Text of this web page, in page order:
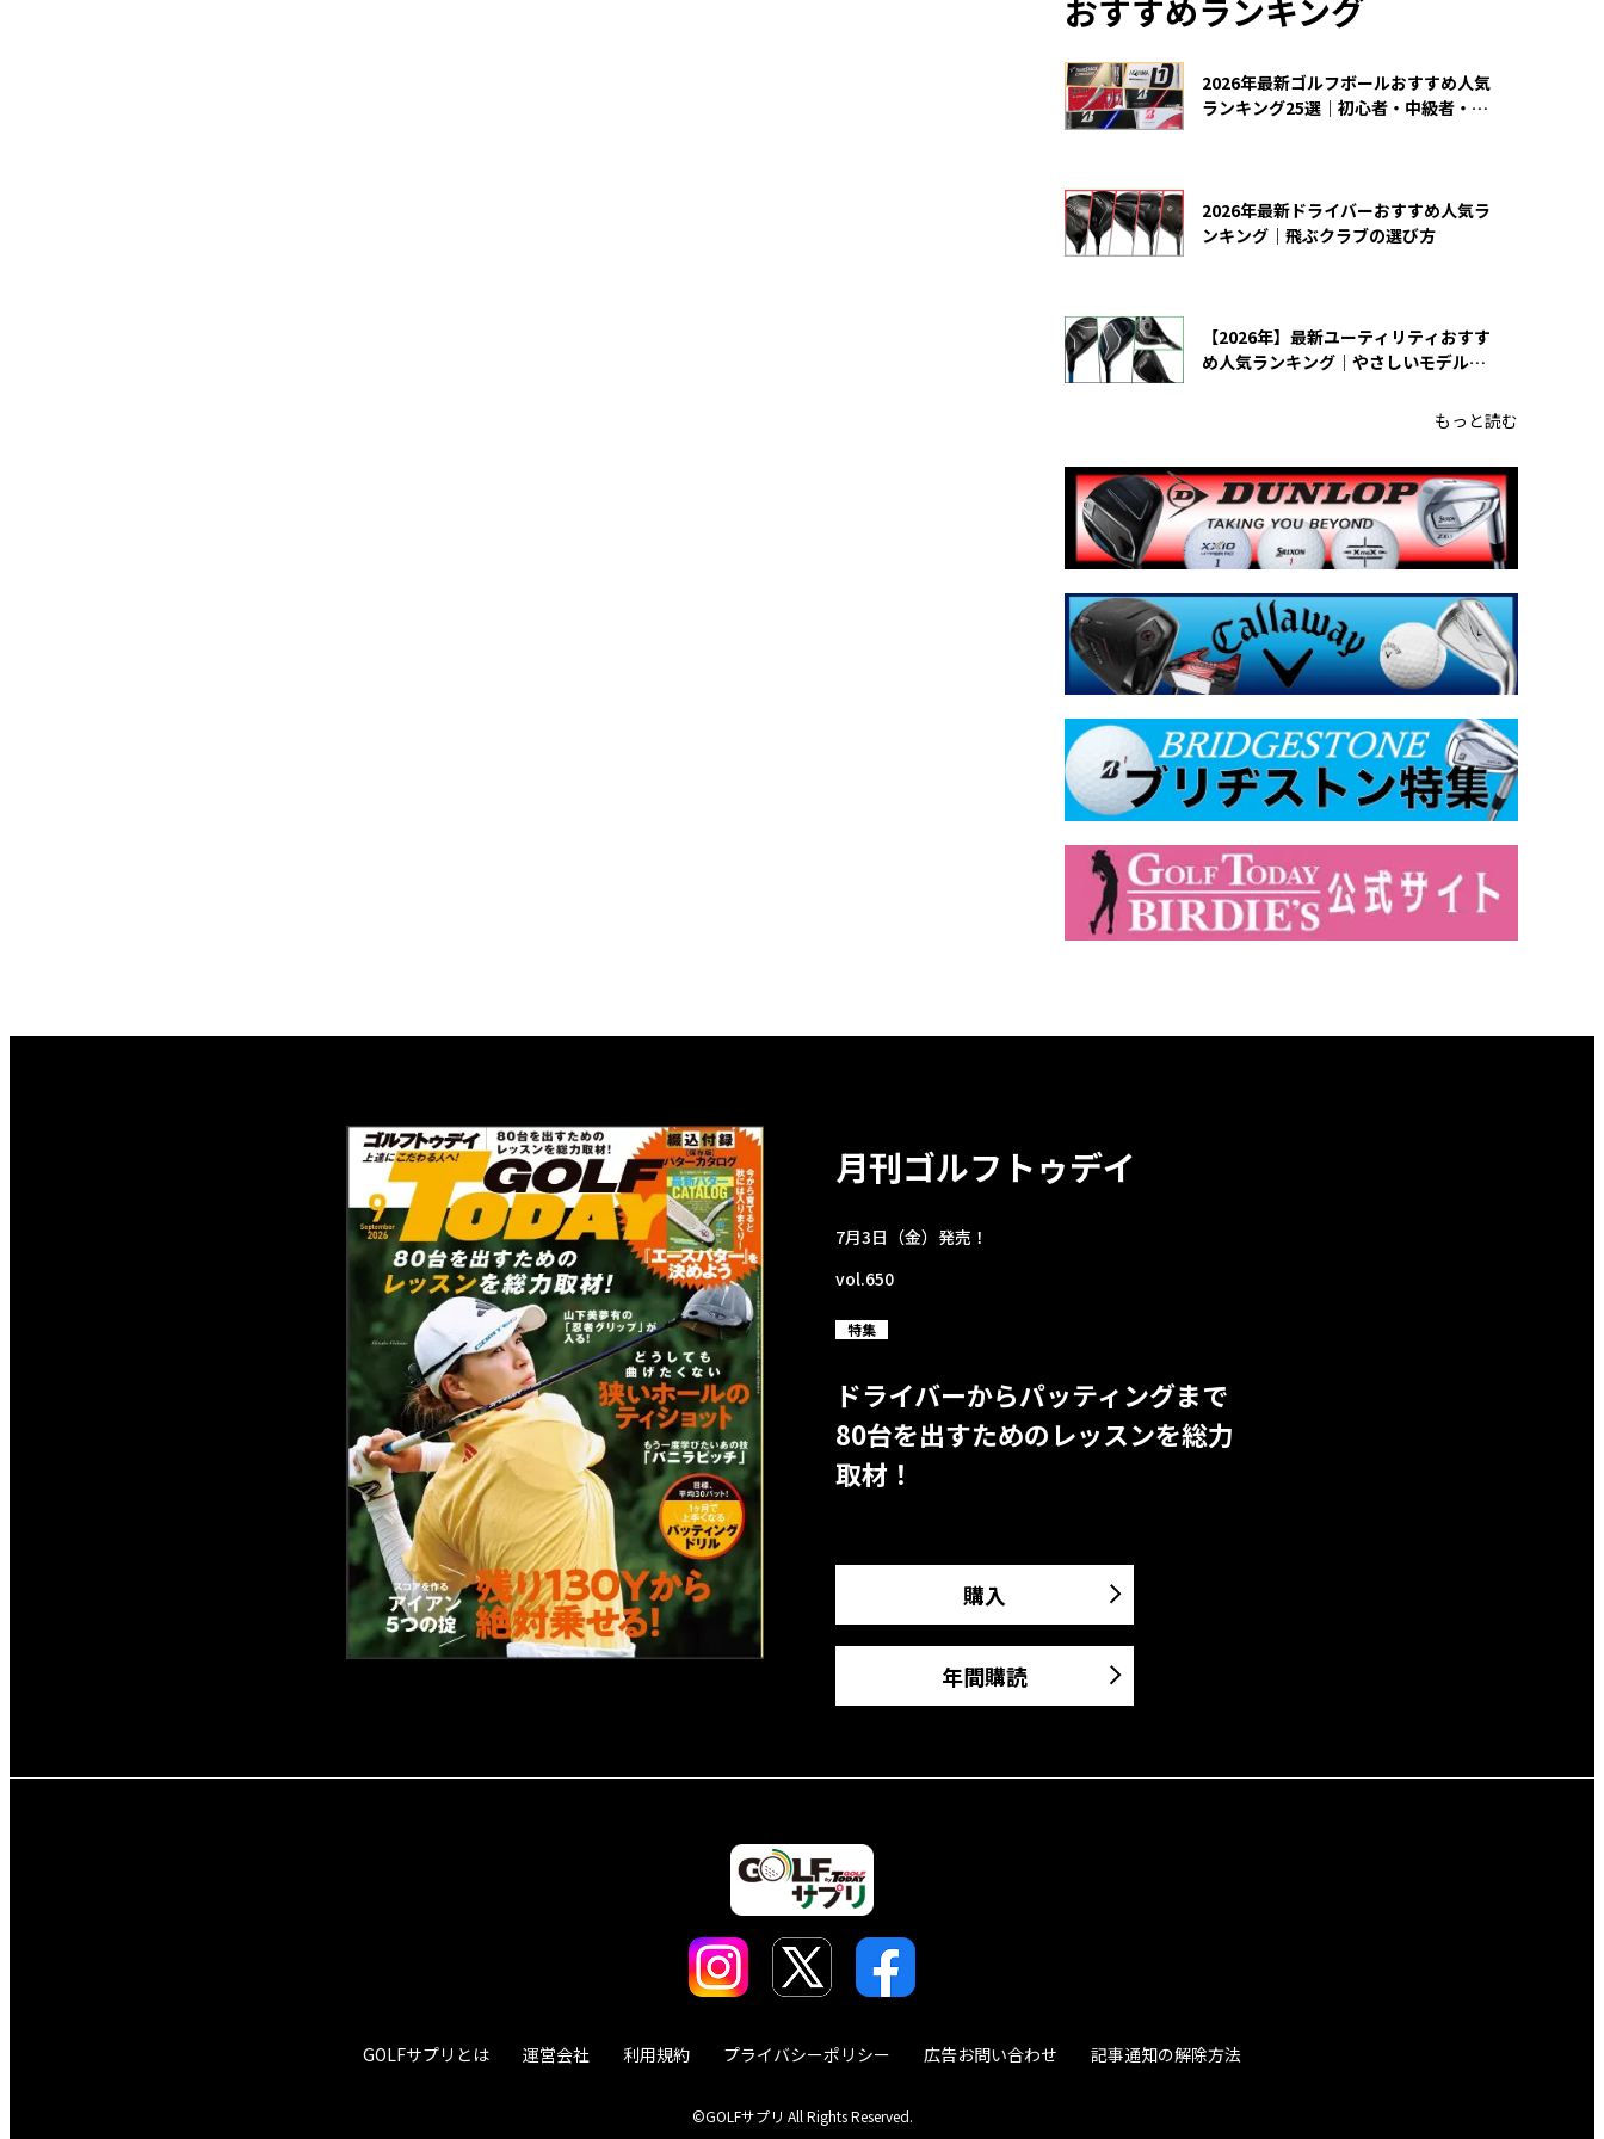
おすすめランキング
2026年最新ゴルフボールおすすめ人気
ランキング25選｜初心者・中級者・上
2026年最新ドライバーおすすめ人気ラ
ンキング｜飛ぶクラブの選び方
【2026年】最新ユーティリティおすす
め人気ランキング｜やさしいモデルの
もっと読む
月刊ゴルフトゥデイ
7月3日（金）発売！
vol.650
特集
ドライバーからパッティングまで
80台を出すためのレッスンを総力
取材！
購入
年間購読
GOLFサプリとは 運営会社 利用規約 プライバシーポリシー 広告お問い合わせ 記事通知の解除方法
©GOLFサプリ All Rights Reserved.